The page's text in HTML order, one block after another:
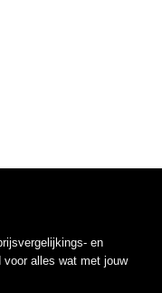
en
voor alles wat met jouw